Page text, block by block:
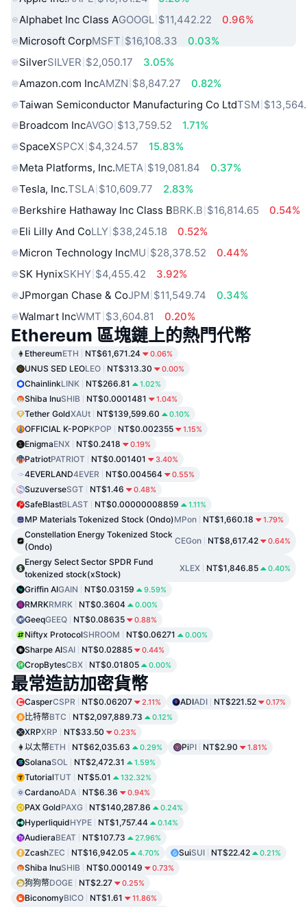
Alphabet Inc Class AGOOGL $11,442.22
0.96%
Microsoft CorpMSFT $16,108.33
0.03%
SilverSILVER $2,050.17
3.05%
Amazon.com IncAMZN $8,847.27
0.82%
Taiwan Semiconductor Manufacturing Co LtdTSM
Broadcom IncAVGO $13,759.52
1.71%
SpaceXSPCX $4,324.57
15.83%
Meta Platforms, Inc.META $19,081.84
0.37%
Tesla, Inc.TSLA $10,609.77
2.83%
Berkshire Hathaway Inc Class BBRK.B $16,814.65
0.54%
Eli Lilly And CoLLY $38,245.18
0.52%
Micron Technology IncMU $28,378.52
0.44%
SK HynixSKHY $4,455.42
3.92%
JPmorgan Chase & CoJPM $11,549.74
0.34%
Walmart IncWMT $3,604.81 0.20%
Ethereum 區塊鏈上的熱門代幣
EthereumETH NT$61,671.24 0.06%
UNUS SED LEOLEO NT$313.30 0.00%
ChainlinkLINK NT$266.81 1.02%
Shiba InuSHIB NT$0.0001481 1.04%
Tether GoldXAUt NT$139,599.60 0.10%
OFFICIAL K-POPKPOP NT$0.002355 1.15%
EnigmaENX NT$0.2418 0.19%
PatriotPATRIOT NT$0.001401 3.40%
4EVERLAND4EVER NT$0.004564 0.55%
SuzuverseSGT NT$1.46 0.48%
SafeBlastBLAST NT$0.00000008859 1.11%
MP Materials Tokenized Stock (Ondo)MPon NT$1,660.18 1.79%
Constellation Energy Tokenized Stock
(Ondo)
CEGon NT$8,617.42 0.64%
Energy Select Sector SPDR Fund
tokenized stock(xStock)
XLEX NT$1,846.85 0.40%
Griffin AIGAIN NT$0.03159 9.59%
RMRKRMRK NT$0.3604 0.00%
GeeqGEEQ NT$0.08635 0.88%
Niftyx ProtocolSHROOM NT$0.06271 0.00%
Sharpe AISAI NT$0.02885 0.44%
CropBytesCBX NT$0.01805 0.00%
最常造訪加密貨幣
CasperCSPR NT$0.06207 2.11% ADIADI NT$221.52 0.17%
比特幣BTC NT$2,097,889.73 0.12%
XRPXRP NT$33.50 0.23%
以太幣ETH NT$62,035.63 0.29% PiPI NT$2.90 1.81%
SolanaSOL NT$2,472.31 1.59%
TutorialTUT NT$5.01 132.32%
CardanoADA NT$6.36 0.94%
PAX GoldPAXG NT$140,287.86 0.24%
HyperliquidHYPE NT$1,757.44 0.14%
AudieraBEAT NT$107.73 27.96%
ZcashZEC NT$16,942.05 4.70% SuiSUI NT$22.42 0.21%
Shiba InuSHIB NT$0.000149 0.73%
狗狗幣DOGE NT$2.27 0.25%
BiconomyBICO NT$1.61 11.86%